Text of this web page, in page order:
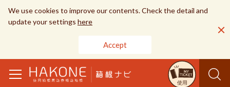
We use cookies to improve our contents. Check the detail and
update your settings here
Accept
使用
toggle